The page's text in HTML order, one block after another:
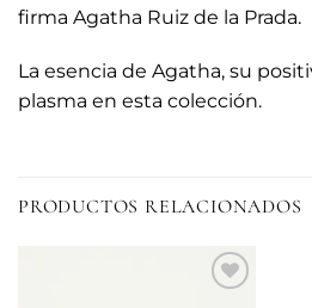
firma Agatha Ruiz de la Prada.
La esencia de Agatha, su
plasma en esta colección.
PRODUCTOS RELACIONADOS